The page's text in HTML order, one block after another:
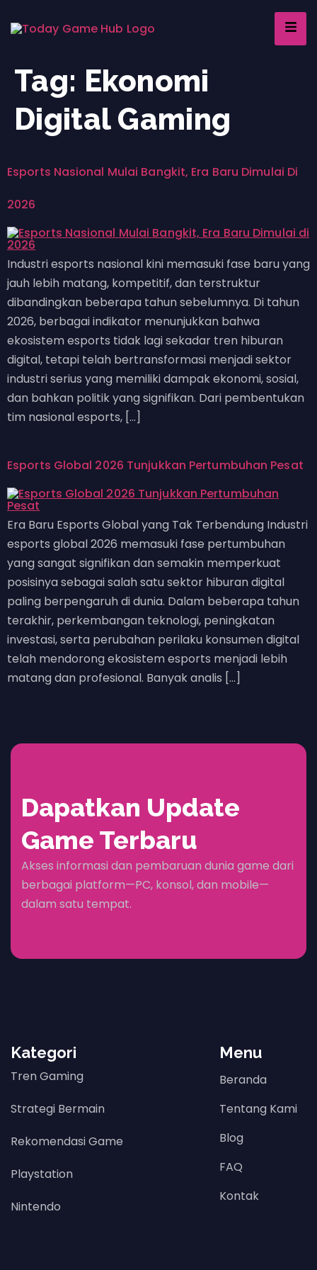
Tag: Ekonomi
Digital Gaming
Esports Nasional Mulai Bangkit, Era Baru Dimulai Di
2026
Industri esports nasional kini memasuki fase baru yang
jauh lebih matang, kompetitif, dan terstruktur
dibandingkan beberapa tahun sebelumnya. Di tahun
2026, berbagai indikator menunjukkan bahwa
ekosistem esports tidak lagi sekadar tren hiburan
digital, tetapi telah bertransformasi menjadi sektor
industri serius yang memiliki dampak ekonomi, sosial,
dan bahkan politik yang signifikan. Dari pembentukan
tim nasional esports, […]
Esports Global 2026 Tunjukkan Pertumbuhan Pesat
Era Baru Esports Global yang Tak Terbendung Industri
esports global 2026 memasuki fase pertumbuhan
yang sangat signifikan dan semakin memperkuat
posisinya sebagai salah satu sektor hiburan digital
paling berpengaruh di dunia. Dalam beberapa tahun
terakhir, perkembangan teknologi, peningkatan
investasi, serta perubahan perilaku konsumen digital
telah mendorong ekosistem esports menjadi lebih
matang dan profesional. Banyak analis […]
Dapatkan Update
Game Terbaru
Akses informasi dan pembaruan dunia game dari
berbagai platform—PC, konsol, dan mobile—
dalam satu tempat.
Kategori
Tren Gaming
Strategi Bermain
Rekomendasi Game
Playstation
Nintendo
Menu
Beranda
Tentang Kami
Blog
FAQ
Kontak